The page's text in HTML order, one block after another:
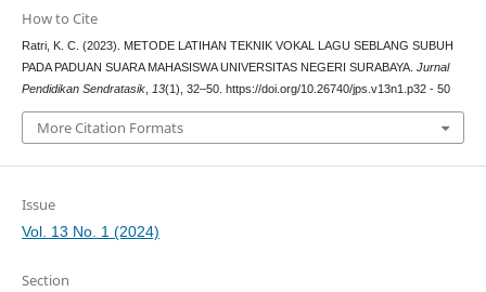
How to Cite
Ratri, K. C. (2023). METODE LATIHAN TEKNIK VOKAL LAGU SEBLANG SUBUH
PADA PADUAN SUARA MAHASISWA UNIVERSITAS NEGERI SURABAYA. Jurnal
Pendidikan Sendratasik, 13(1), 32–50. https://doi.org/10.26740/jps.v13n1.p32 - 50
More Citation Formats
Issue
Vol. 13 No. 1 (2024)
Section